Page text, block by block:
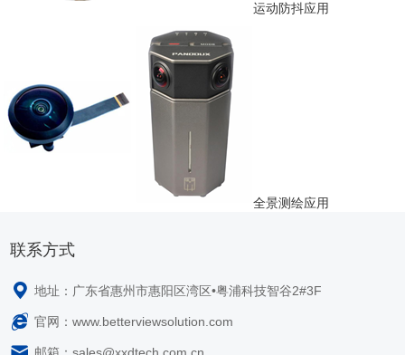
运动防抖应用
全景测绘应用
联系方式
地址：广东省惠州市惠阳区湾区•粤浦科技智谷2#3F
官网：www.betterviewsolution.com